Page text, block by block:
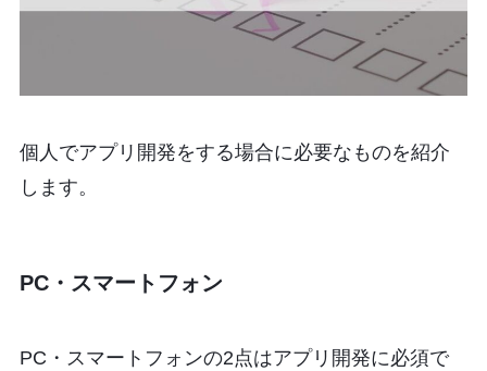
個人でアプリ開発をする場合に必要なものを紹介
します。
PC・スマートフォン
PC・スマートフォンの2点はアプリ開発に必須で